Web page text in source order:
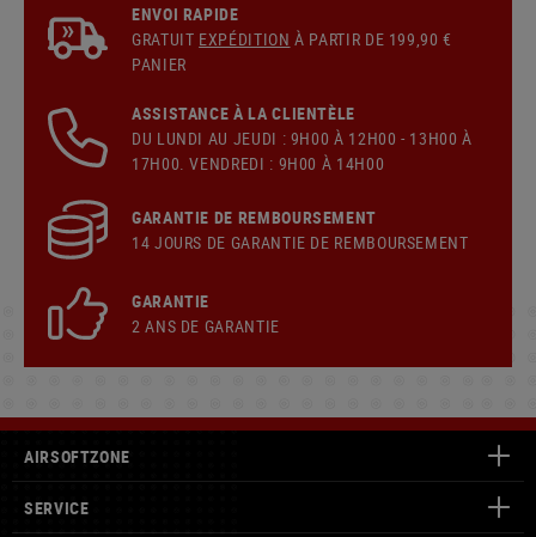
ENVOI RAPIDE
GRATUIT EXPÉDITION À PARTIR DE 199,90 €
PANIER
ASSISTANCE À LA CLIENTÈLE
DU LUNDI AU JEUDI : 9H00 À 12H00 - 13H00 À
17H00. VENDREDI : 9H00 À 14H00
GARANTIE DE REMBOURSEMENT
14 JOURS DE GARANTIE DE REMBOURSEMENT
GARANTIE
2 ANS DE GARANTIE
AIRSOFTZONE
SERVICE